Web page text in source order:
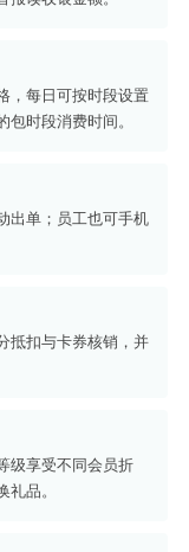
，每日可按时段设置
时段消费时间。
出单；员工也可手机
抵扣与卡券核销，并
级享受不同会员折
品。